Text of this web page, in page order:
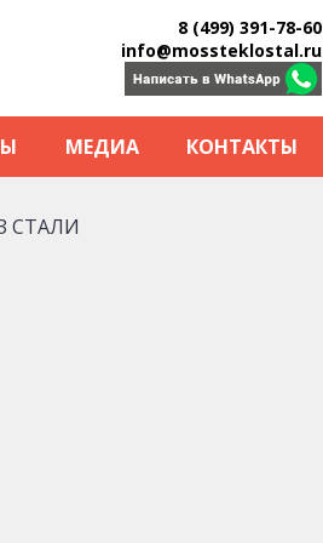
8 (499) 391-78-60
info@mossteklostal.ru
МЕДИА КОНТАКТЫ
СТАЛИ